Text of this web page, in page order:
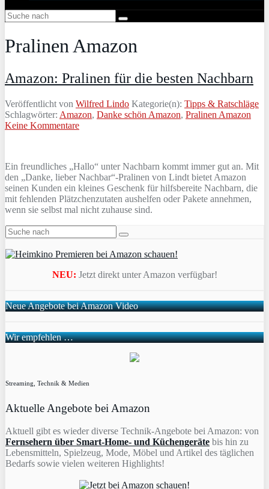
Pralinen Amazon
Amazon: Pralinen für die besten Nachbarn
Veröffentlicht von Wilfred Lindo Kategorie(n): Tipps & Ratschläge
Schlagwörter: Amazon, Danke schön Amazon, Pralinen Amazon
Keine Kommentare
Ein freundliches „Hallo“ unter Nachbarn kommt immer gut an. Mit
den „Danke, lieber Nachbar“-Pralinen von Lindt bietet Amazon
seinen Kunden ein kleines Geschenk für hilfsbereite Nachbarn, die
mit fehlenden Plätzchenzutaten aushelfen oder Pakete annehmen,
wenn sie selbst mal nicht zuhause sind.
NEU: Jetzt direkt unter Amazon verfügbar!
Neue Angebote bei Amazon Video
Wir empfehlen …
Streaming, Technik & Medien
Aktuelle Angebote bei Amazon
Aktuell gibt es wieder diverse Technik-Angebote bei Amazon: von
Fernsehern über Smart-Home- und Küchengeräte bis hin zu
Lebensmitteln, Spielzeug, Mode, Möbel und Artikel des täglichen
Bedarfs sowie vielen weiteren Highlights!